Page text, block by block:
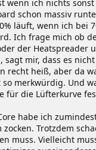
wenn ich nichts
schon massiv
läuft, wenn ich bei
Ich frage mich ob
der Heatspreader
sagt mir, dass es
recht heiß, aber da
merkwürdig. Und
für die Lüfterkurve
habe ich
Trotzdem
muss. Vielleicht